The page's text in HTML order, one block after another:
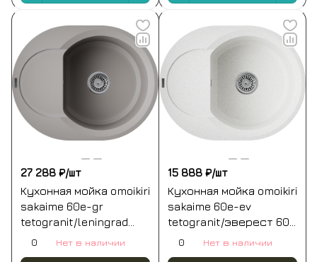
27 288 ₽/шт
Кухонная мойка omoikiri
sakaime 60e-gr
tetogranit/leningrad
grey 600 x 470 x 195
0 Нет в наличии
15 888 ₽/шт
Кухонная мойка omoikiri
sakaime 60e-ev
tetogranit/эверест 600
x 470 x 195
0 Нет в наличии